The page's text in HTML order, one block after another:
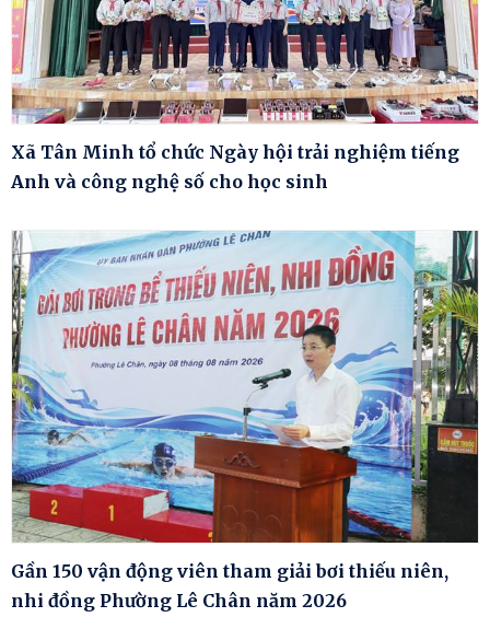
Xã Tân Minh tổ chức Ngày hội trải nghiệm tiếng
Anh và công nghệ số cho học sinh
Gần 150 vận động viên tham giải bơi thiếu niên,
nhi đồng Phường Lê Chân năm 2026